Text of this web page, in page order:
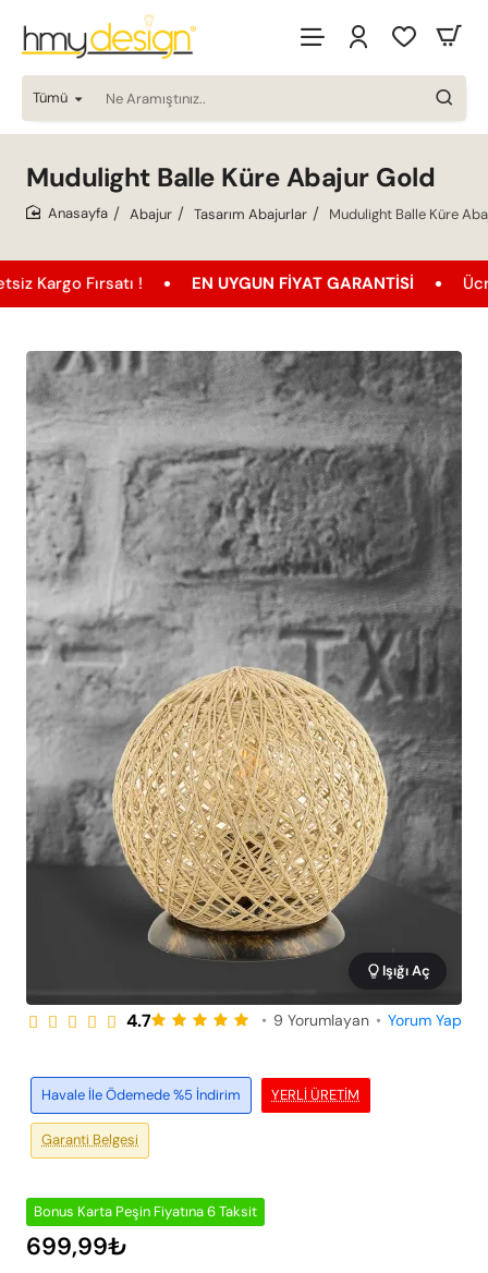
Tümü
Ne
Aramıştınız..
Mudulight Balle Küre Abajur Gold
Abajur Tasarım Abajurlar Mudulight Balle Küre
! EN UYGUN FIYAT GARANTISI Ücretsiz
Peşin Fiyatına 6 Taksit
Işığı Aç
YERLI ÜRETIM
Havale İle Ödemede %5 İndirim
Garanti Belgesi
4.7 • 9 Yorumlayan • Yorum Yap
Bonus Karta Peşin Fiyatına 6 Taksit
699,99₺